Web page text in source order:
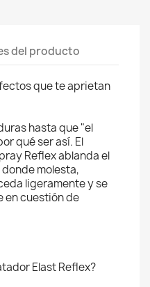
del producto
que te aprietan
hasta que "el
qué ser así. El
Reflex ablanda el
molesta,
ligeramente y se
en cuestión de
Elast Reflex?